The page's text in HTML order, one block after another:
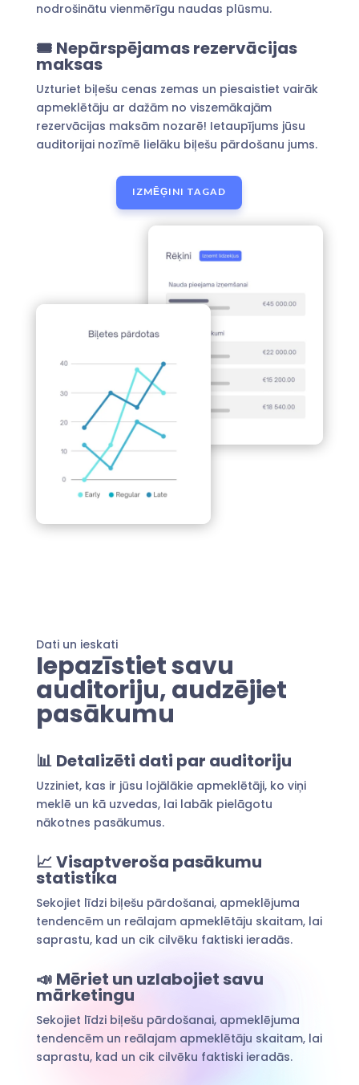
nodrošinātu vienmērīgu naudas plūsmu.
🎟️ Nepārspējamas rezervācijas
maksas
Uzturiet biļešu cenas zemas un piesaistiet vairāk
apmeklētāju ar dažām no viszemākajām
rezervācijas maksām nozarē! Ietaupījums jūsu
auditorijai nozīmē lielāku biļešu pārdošanu jums.
IZMĒĢINI TAGAD
Dati un ieskati
Iepazīstiet savu
auditoriju, audzējiet
pasākumu
📊 Detalizēti dati par auditoriju
Uzziniet, kas ir jūsu lojālākie apmeklētāji, ko viņi
meklē un kā uzvedas, lai labāk pielāgotu
nākotnes pasākumus.
📈Visaptveroša pasākumu
statistika
Sekojiet līdzi biļešu pārdošanai, apmeklējuma
tendencēm un reālajam apmeklētāju skaitam, lai
saprastu, kad un cik cilvēku faktiski ieradās.
📣 Mēriet un uzlabojiet savu
mārketingu
Sekojiet līdzi biļešu pārdošanai, apmeklējuma
tendencēm un reālajam apmeklētāju skaitam, lai
saprastu, kad un cik cilvēku faktiski ieradās.